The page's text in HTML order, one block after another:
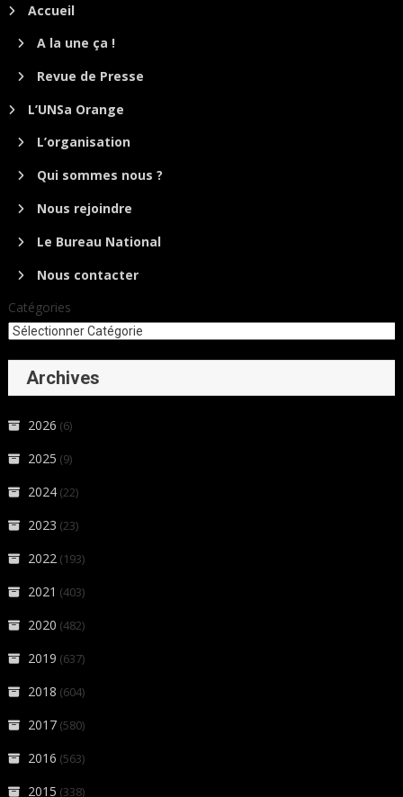
Accueil
A la une ça !
Revue de Presse
L’UNSa Orange
L’organisation
Qui sommes nous ?
Nous rejoindre
Le Bureau National
Nous contacter
Catégories
Archives
2026 (6)
2025 (9)
2024 (22)
2023 (23)
2022 (193)
2021 (403)
2020 (482)
2019 (637)
2018 (604)
2017 (580)
2016 (563)
2015 (338)